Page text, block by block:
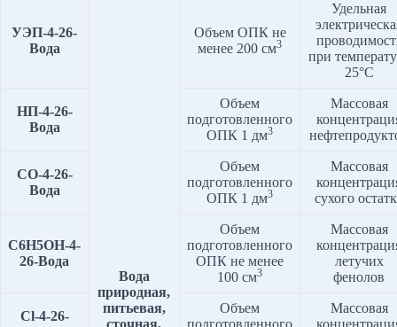
УЭП-4-26-
Вода
Вода
природная,
питьевая,
сточная,
Объем ОПК не
менее 200 см3
Удельная
при
25°C
НП-4-26-
Вода
Объем
подготовленного
ОПК 1 дм3
Массовая
СО-4-26-
Вода
Объем
подготовленного
ОПК 1 дм3
Массовая
сухого
С6Н5ОН-4-
26-Вода
Объем
подготовленного
ОПК не менее
100 см3
Массовая
летучих
фенолов
Cl-4-26-
Объем
подготовленного
Массовая